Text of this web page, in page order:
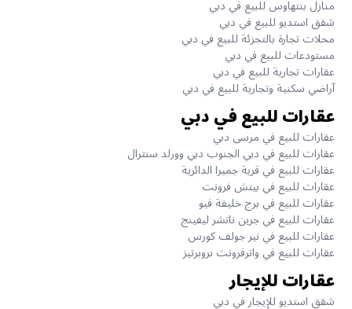
منازل بنتهاوس للبيع في دبي
شقق استديو للبيع في دبي
محلات تجارة بالتجزئة للبيع في دبي
مستودعات للبيع في دبي
عقارات تجارية للبيع في دبي
آراضي سكنية وتجارية للبيع في دبي
عقارات للبيع في دبي
عقارات للبيع في مرسى دبي
عقارات للبيع في دبي الجنوب دبي وورلد سنترال
عقارات للبيع في قرية جميرا الدائرية
عقارات للبيع في بيتش فرونت
عقارات للبيع في برج خليفة فيو
عقارات للبيع في جرين ناتشر ليفينج
عقارات للبيع في نير جولف كورس
عقارات للبيع في واترفرونت بروبرتيز
عقارات للإيجار
شقق استديو للإيجار في دبي